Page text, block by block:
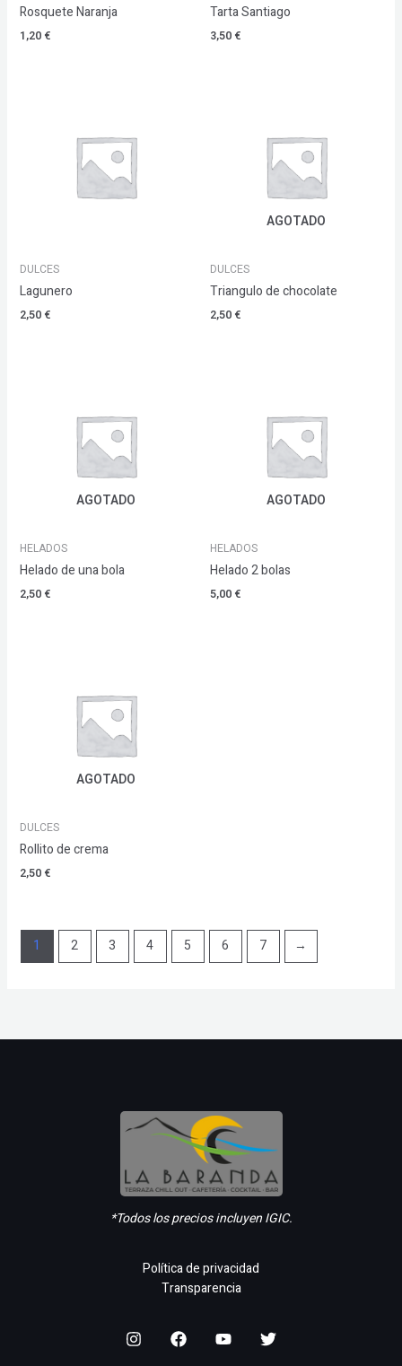
Rosquete Naranja
1,20 €
Tarta Santiago
3,50 €
DULCES
Lagunero
2,50 €
AGOTADO
DULCES
Triangulo de chocolate
2,50 €
AGOTADO
HELADOS
Helado de una bola
2,50 €
AGOTADO
HELADOS
Helado 2 bolas
5,00 €
AGOTADO
DULCES
Rollito de crema
2,50 €
1 2 3 4 5 6 7 →
*Todos los precios incluyen IGIC.
Política de privacidad
Transparencia